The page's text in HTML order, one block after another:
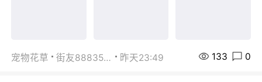
宠物花草 街友88835518 昨天23:49 133 0